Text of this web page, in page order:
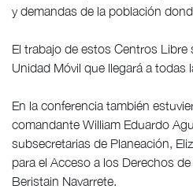
y demandas de la población
El trabajo de estos Centros
Unidad Móvil que llegará a todas
En la conferencia también
comandante William Eduardo
subsecretarias de Planeación,
para el Acceso a los Derechos
Beristain Navarrete.